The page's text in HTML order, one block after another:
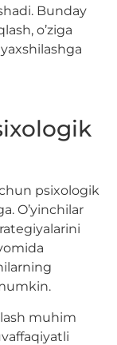
Bunday
o’ziga
psixologik
O’yinchilar
muhim